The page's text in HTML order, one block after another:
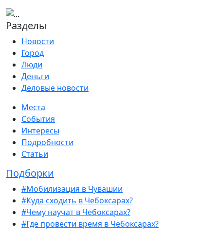
Разделы
Новости
Город
Люди
Деньги
Деловые новости
Места
События
Интересы
Подробности
Статьи
Подборки
#Мобилизация в Чувашии
#Куда сходить в Чебоксарах?
#Чему научат в Чебоксарах?
#Где провести время в Чебоксарах?